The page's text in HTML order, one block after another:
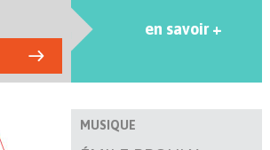
en savoir +
MUSIQUE